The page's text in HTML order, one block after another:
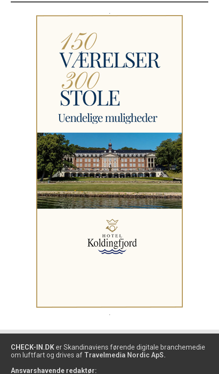
CHECK-IN.DK er Skandinaviens førende digitale branchemedie
om luftfart og drives af Travelmedia Nordic ApS.
Ansvarshavende redaktør: